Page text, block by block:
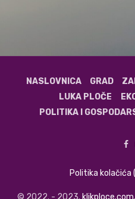
NASLOVNICA GRAD
LUKA PLOČE
POLITIKA I
Politika kolačića